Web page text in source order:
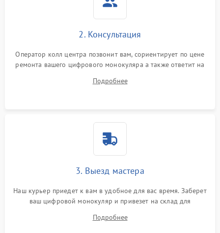
2000 ₽
Проблемы с заземлением 1000 ₽
Повреждение печатной
платы
2. Консультация
Оператор колл центра позвонит вам, сориентирует по цене
ремонта вашего цифрового монокуляра а также ответит на
Подробнее
3. Выезд мастера
Наш курьер приедет к вам в удобное для вас время. Заберет
ваш цифровой монокуляр и привезет на склад для
Подробнее